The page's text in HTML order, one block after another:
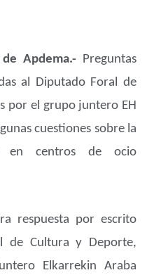
Apdema.- Preguntas
al Diputado Foral de
por el grupo juntero EH
cuestiones sobre la
en centros de ocio
respuesta por escrito
de Cultura y Deporte,
Elkarrekin Araba